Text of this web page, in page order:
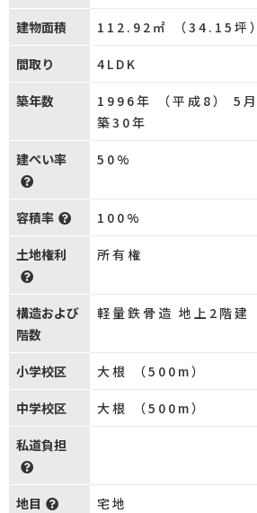
建物面積 112.92㎡ （34.15坪）
間取り 4LDK
築年数
1996年 （平成8） 5月
築30年
建ぺい率 50%
容積率 100%
土地権利 所有権
構造および
階数
軽量鉄骨造 地上2階建
小学校区 大根 （500m）
中学校区 大根 （500m）
私道負担
地目 宅地